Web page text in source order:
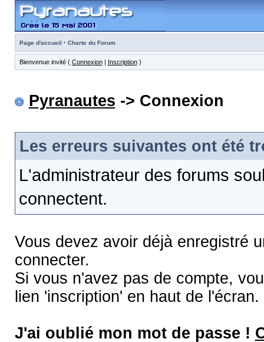
Page d'accueil · Charte du Forum
Bienvenue invité ( Connexion| Inscription)
Pyranautes -> Connexion
Les erreurs suivantes ont été
L'administrateur des forums
connectent.
Vous devez avoir déjà enregistré
connecter.
Si vous n'avez pas de compte,
lien 'inscription' en haut de l'écran.
J'ai oublié mon mot de passe !